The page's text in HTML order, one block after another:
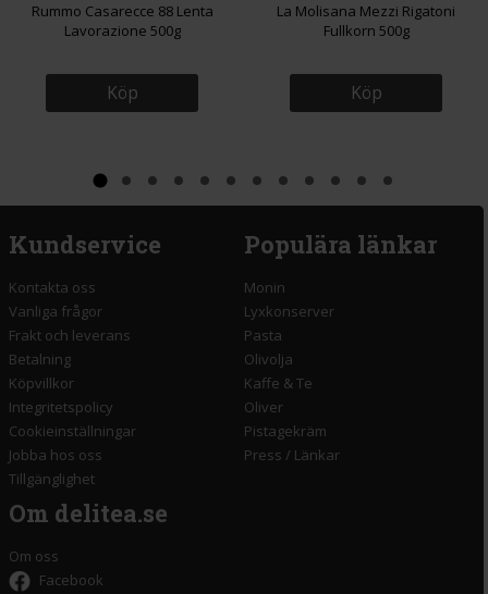
Rummo Casarecce 88 Lenta
Lavorazione 500g
Köp
La Molisana Mezzi Rigatoni
Fullkorn 500g
Köp
Kundservice
Kontakta oss
Vanliga frågor
Frakt och leverans
Betalning
Köpvillkor
Integritetspolicy
Cookieinställningar
Jobba hos oss
Tillgänglighet
Populära länkar
Monin
Lyxkonserver
Pasta
Olivolja
Kaffe & Te
Oliver
Pistagekräm
Press / Länkar
Om delitea.se
Om oss
Facebook